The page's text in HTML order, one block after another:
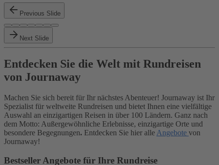
Previous Slide
Next Slide
Entdecken Sie die Welt mit Rundreisen
von Journaway
Machen Sie sich bereit für Ihr nächstes Abenteuer! Journaway ist Ihr
Spezialist für weltweite Rundreisen und bietet Ihnen eine vielfältige
Auswahl an einzigartigen Reisen in über 100 Ländern. Ganz nach
dem Motto: Außergewöhnliche Erlebnisse, einzigartige Orte und
besondere Begegnungen. Entdecken Sie hier alle Angebote von
Journaway!
Bestseller Angebote für Ihre Rundreise